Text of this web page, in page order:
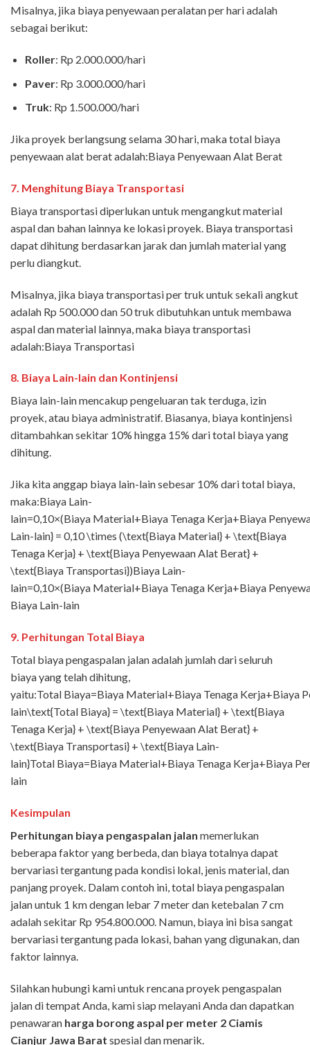
Misalnya, jika biaya penyewaan peralatan per hari adalah
sebagai berikut:
Roller: Rp 2.000.000/hari
Paver: Rp 3.000.000/hari
Truk: Rp 1.500.000/hari
Jika proyek berlangsung selama 30 hari, maka total biaya
penyewaan alat berat adalah:Biaya Penyewaan Alat Berat
7. Menghitung Biaya Transportasi
Biaya transportasi diperlukan untuk mengangkut material
aspal dan bahan lainnya ke lokasi proyek. Biaya transportasi
dapat dihitung berdasarkan jarak dan jumlah material yang
perlu diangkut.
Misalnya, jika biaya transportasi per truk untuk sekali angkut
adalah Rp 500.000 dan 50 truk dibutuhkan untuk membawa
aspal dan material lainnya, maka biaya transportasi
adalah:Biaya Transportasi
8. Biaya Lain-lain dan Kontinjensi
Biaya lain-lain mencakup pengeluaran tak terduga, izin
proyek, atau biaya administratif. Biasanya, biaya kontinjensi
ditambahkan sekitar 10% hingga 15% dari total biaya yang
dihitung.
Jika kita anggap biaya lain-lain sebesar 10% dari total biaya,
maka:Biaya Lain-
lain=0,10×(Biaya Material+Biaya Tenaga Kerja+Biaya
Lain-lain} = 0,10 \times (\text{Biaya Material} + \text{Biaya
Tenaga Kerja} + \text{Biaya Penyewaan Alat Berat} +
\text{Biaya Transportasi})Biaya Lain-
lain=0,10×(Biaya Material+Biaya Tenaga Kerja+Biaya
Biaya Lain-lain
9. Perhitungan Total Biaya
Total biaya pengaspalan jalan adalah jumlah dari seluruh
biaya yang telah dihitung,
yaitu:Total Biaya=Biaya Material+Biaya Tenaga Kerja+Biaya
lain\text{Total Biaya} = \text{Biaya Material} + \text{Biaya
Tenaga Kerja} + \text{Biaya Penyewaan Alat Berat} +
\text{Biaya Transportasi} + \text{Biaya Lain-
lain}Total Biaya=Biaya Material+Biaya Tenaga Kerja+Biaya
lain
Kesimpulan
Perhitungan biaya pengaspalan jalan memerlukan
beberapa faktor yang berbeda, dan biaya totalnya dapat
bervariasi tergantung pada kondisi lokal, jenis material, dan
panjang proyek. Dalam contoh ini, total biaya pengaspalan
jalan untuk 1 km dengan lebar 7 meter dan ketebalan 7 cm
adalah sekitar Rp 954.800.000. Namun, biaya ini bisa sangat
bervariasi tergantung pada lokasi, bahan yang digunakan, dan
faktor lainnya.
Silahkan hubungi kami untuk rencana proyek pengaspalan
jalan di tempat Anda, kami siap melayani Anda dan dapatkan
penawaran harga borong aspal per meter 2 Ciamis
Cianjur Jawa Barat spesial dan menarik.